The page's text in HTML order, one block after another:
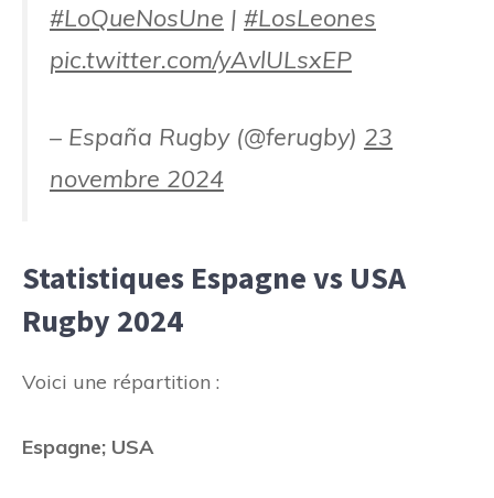
#LoQueNosUne | #LosLeones
pic.twitter.com/yAvlULsxEP
– España Rugby (@ferugby) 23
novembre 2024
Statistiques Espagne vs USA
Rugby 2024
Voici une répartition :
Espagne; USA